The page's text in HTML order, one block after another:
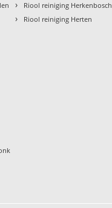
› Riool reiniging Herkenbosch
› Riool reiniging Herten